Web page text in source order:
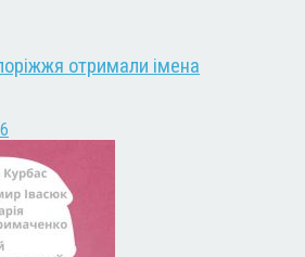
отримали імена